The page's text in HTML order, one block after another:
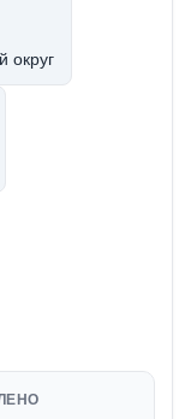
округ